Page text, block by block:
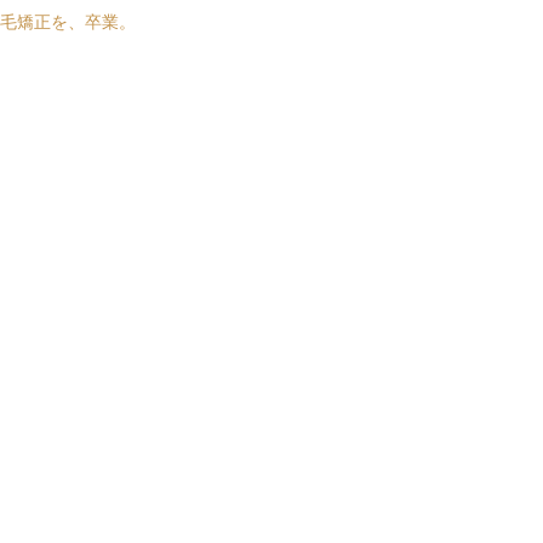
矯正を、卒業。